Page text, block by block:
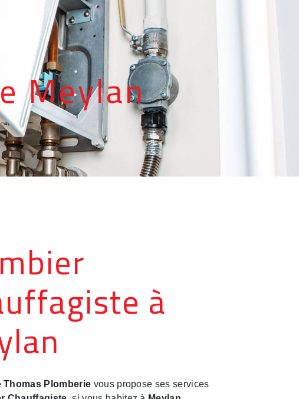
Meylan
à
Thomas Plomberie vous propose ses services